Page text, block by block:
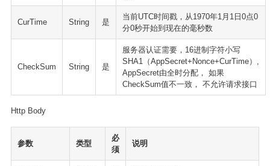
CurTime String 是
当前UTC时间戳，从1970年1月1日0点0
分0秒开始到现在的毫秒数
CheckSum String 是
服务器认证需要，16进制字符小写
SHA1（AppSecret+Nonce+CurTime）,
AppSecret由全时分配， 如果
CheckSum值不一致， 不允许请求接口
Http Body
参数 类型
必
须
说明